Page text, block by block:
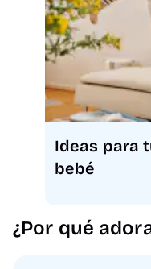
Ideas para
bebé
¿Por qué